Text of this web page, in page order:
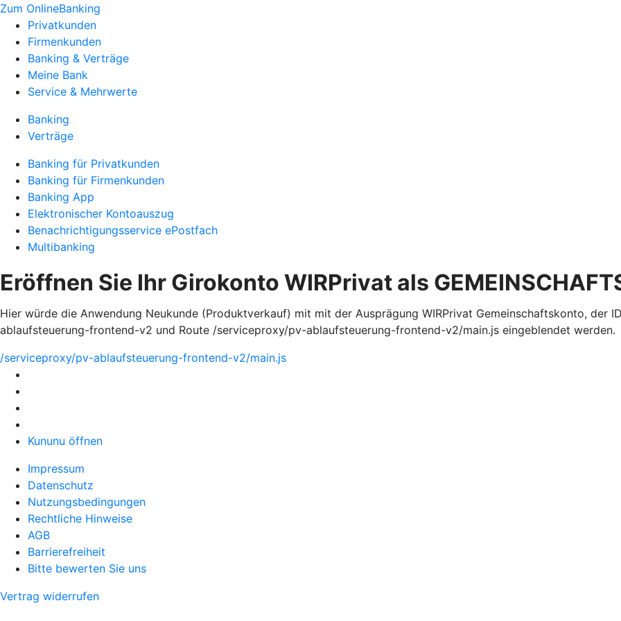
Zum OnlineBanking
Privatkunden
Firmenkunden
Banking & Verträge
Meine Bank
Service & Mehrwerte
Banking
Verträge
Banking für Privatkunden
Banking für Firmenkunden
Banking App
Elektronischer Kontoauszug
Benachrichtigungsservice ePostfach
Multibanking
Eröffnen Sie Ihr Girokonto WIRPrivat als
Hier würde die Anwendung Neukunde (Produktverkauf) mit mit der Ausprägung WIRPrivat Gemeinschaftskonto, der
ablaufsteuerung-frontend-v2 und Route /serviceproxy/pv-ablaufsteuerung-frontend-v2/main.js eingeblendet werden.
/serviceproxy/pv-ablaufsteuerung-frontend-v2/main.js
Kununu öffnen
Impressum
Datenschutz
Nutzungsbedingungen
Rechtliche Hinweise
AGB
Barrierefreiheit
Bitte bewerten Sie uns
Vertrag widerrufen